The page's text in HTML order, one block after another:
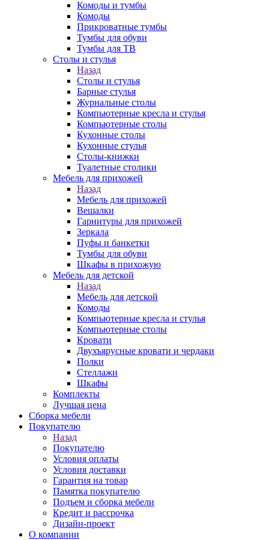
Комоды и тумбы
Комоды
Прикроватные тумбы
Тумбы для обуви
Тумбы для ТВ
Столы и стулья
Назад
Столы и стулья
Барные стулья
Журнальные столы
Компьютерные кресла и стулья
Компьютерные столы
Кухонные столы
Кухонные стулья
Столы-книжки
Туалетные столики
Мебель для прихожей
Назад
Мебель для прихожей
Вешалки
Гарнитуры для прихожей
Зеркала
Пуфы и банкетки
Тумбы для обуви
Шкафы в прихожую
Мебель для детской
Назад
Мебель для детской
Комоды
Компьютерные кресла и стулья
Компьютерные столы
Кровати
Двухъярусные кровати и чердаки
Полки
Стеллажи
Шкафы
Комплекты
Лучшая цена
Сборка мебели
Покупателю
Назад
Покупателю
Условия оплаты
Условия доставки
Гарантия на товар
Памятка покупателю
Подъем и сборка мебели
Кредит и рассрочка
Дизайн-проект
О компании